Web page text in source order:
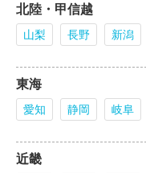
北陸・甲信越
山梨 長野 新潟
東海
愛知 静岡 岐阜
近畿